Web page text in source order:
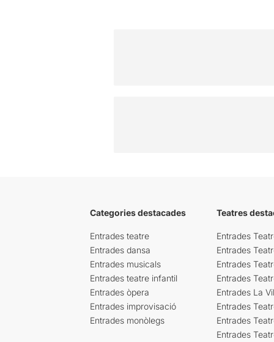
Categories destacades
Entrades teatre
Entrades dansa
Entrades musicals
Entrades teatre infantil
Entrades òpera
Entrades improvisació
Entrades monòlegs
Teatres
Entrades
Entrades
Entrades
Entrades
Entrades La
Entrades
Entrades
Entrades